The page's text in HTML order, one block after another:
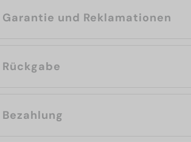
Garantie und Reklamationen
Rückgabe
Bezahlung